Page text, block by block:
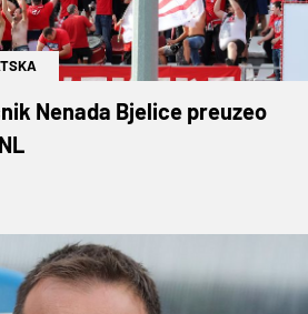
Nenada Bjelice preuzeo